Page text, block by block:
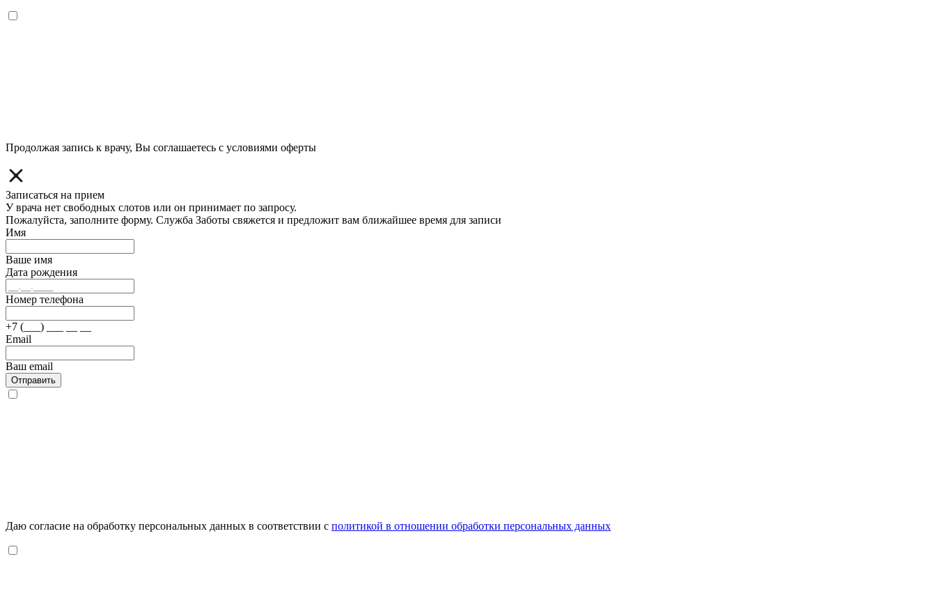
Продолжая запись к врачу, Вы соглашаетесь с условиями оферты
Записаться на прием
У врача нет свободных слотов или он принимает по запросу.
Пожалуйста, заполните форму. Служба Заботы свяжется и предложит вам ближайшее время для записи
Имя
Ваше имя
Дата рождения
Номер телефона
+7 (___) ___ __ __
Email
Ваш email
Отправить
Даю согласие на обработку персональных данных в соответствии с политикой в отношении обработки персональных данных